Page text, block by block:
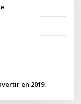
en 2019.